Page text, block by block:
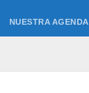
NUESTRA AGENDA